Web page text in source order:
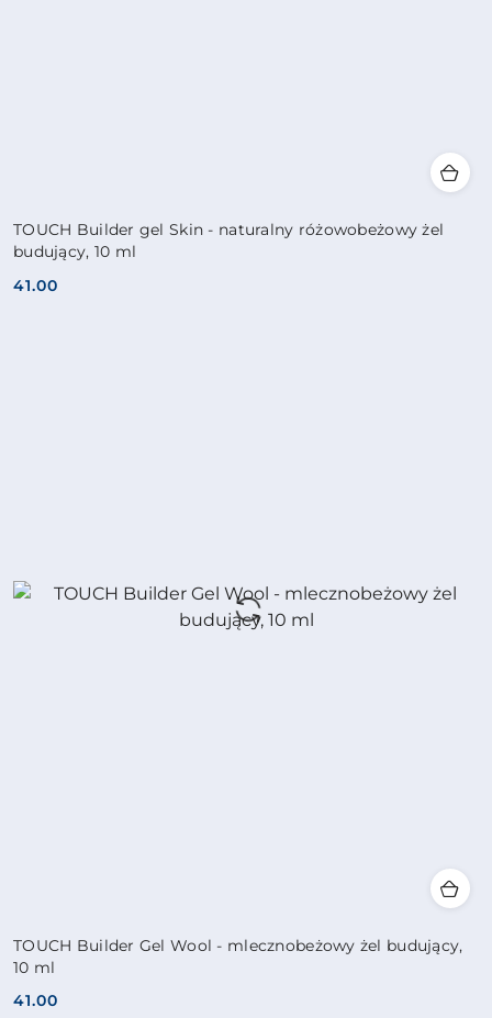
TOUCH Builder gel Skin - naturalny różowobeżowy żel
budujący, 10 ml
Cena:
41.00
TOUCH Builder Gel Wool - mlecznobeżowy żel budujący,
10 ml
Cena:
41.00